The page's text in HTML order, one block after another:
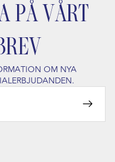
PÅ VÅRT
OM NYA